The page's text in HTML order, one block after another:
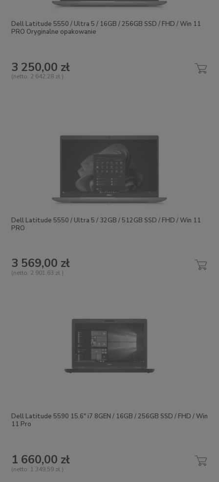
Dell Latitude 5550 / Ultra 5 / 16GB / 256GB SSD / FHD / Win 11
PRO Oryginalne opakowanie
3 250,00 zł
(netto: 2 642,28 zł )
Dell Latitude 5550 / Ultra 5 / 32GB / 512GB SSD / FHD / Win 11
PRO
3 569,00 zł
(netto: 2 901,63 zł )
Dell Latitude 5590 15.6" i7 8GEN / 16GB / 256GB SSD / FHD / Win
11 Pro
1 660,00 zł
(netto: 1 349,59 zł )